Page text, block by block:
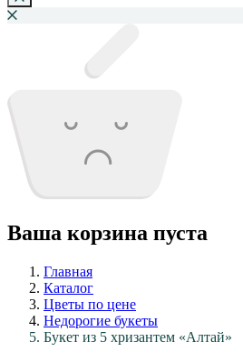
Ваша корзина пуста
Главная
Каталог
Цветы по цене
Недорогие букеты
Букет из 5 хризантем «Алтай»